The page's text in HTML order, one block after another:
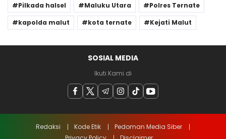
Pilkada halsel
Maluku Utara
Polres Ternate
kapolda malut
kota ternate Kejati Malut
SOSIAL MEDIA
Ikuti Kami di
Redaksi Kode Etik
Pedoman Media Siber